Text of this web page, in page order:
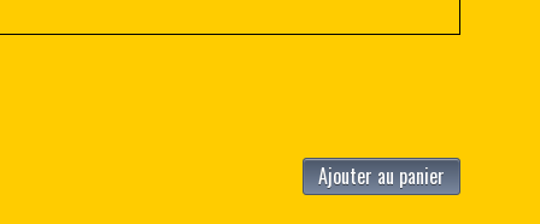
Ajouter au panier